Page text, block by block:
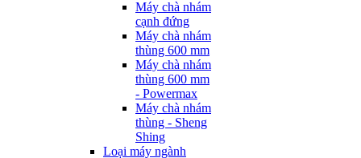
Máy chà nhám
cạnh đứng
Máy chà nhám
thùng 600 mm
Máy chà nhám
thùng 600 mm
- Powermax
Máy chà nhám
thùng - Sheng
Shing
Loại máy ngành